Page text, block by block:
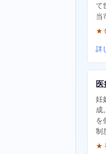
て
当
★
詳
妊
成
を
制
★